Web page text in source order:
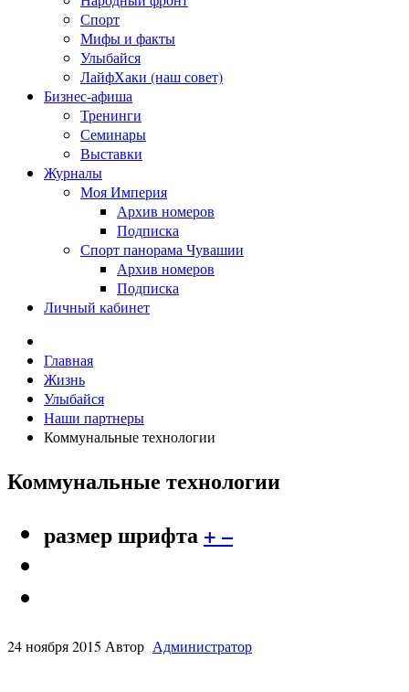
Спорт
Мифы и факты
Улыбайся
ЛайфХаки (наш совет)
Бизнес-афиша
Тренинги
Семинары
Выставки
Журналы
Моя Империя
Архив номеров
Подписка
Спорт панорама Чувашии
Архив номеров
Подписка
Личный кабинет
Главная
Жизнь
Улыбайся
Наши партнеры
Коммунальные технологии
Коммунальные технологии
размер шрифта + –
24 ноября 2015 Автор Администратор